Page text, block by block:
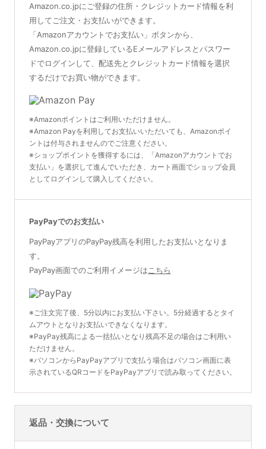
Amazon.co.jpにご登録の住所・クレジットカード情報を利
用してご注文・お支払いができます。
「Amazonアカウントでお支払い」ボタンから、
Amazon.co.jpに登録しているEメールアドレスとパスワー
ドでログインして、配送先とクレジットカード情報を選択
するだけでお買い物ができます。
※Amazonポイントはご利用いただけません。
※Amazon Payを利用してお支払いいただいても、Amazonポイ
ントは付与されませんのでご注意ください。
※ショップポイントを獲得するには、「Amazonアカウントでお
支払い」を選択して進んでいただき、カート画面でショップ会員
としてログインして購入してください。
PayPayでのお支払い
PayPayアプリのPayPay残高を利用したお支払いとなりま
す。
PayPay画面でのご利用イメージは こちら
※ご注文完了後、5分以内にお支払い下さい。5分経過するとタイ
ムアウトとなりお支払いできなくなります。
※PayPay残高による一括払いとなり残高不足の場合はご利用い
ただけません。
※パソコンからPayPayアプリで支払う場合はパソコン画面に表
示されているQRコードをPayPayアプリで読み取ってください。
返品・交換について